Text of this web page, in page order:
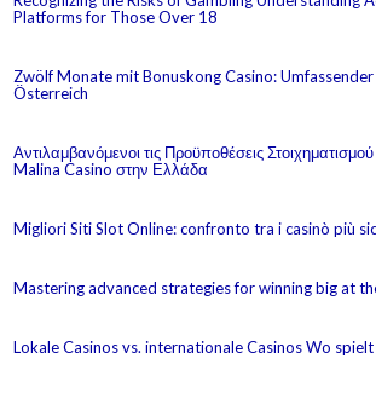
Platforms for Those Over 18
Zwölf Monate mit Bonuskong Casino:
Österreich
Αντιλαμβανόμενοι τις Προϋποθέσεις
Malina Casino στην Ελλάδα
Migliori Siti Slot Online: confronto tra i casinò più
Mastering advanced strategies for winning big at
Lokale Casinos vs. internationale Casinos Wo